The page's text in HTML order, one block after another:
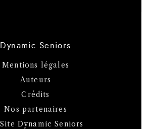
Dynamic Seniors
Mentions légales
Auteurs
Crédits
Nos partenaires
Dynamic Seniors